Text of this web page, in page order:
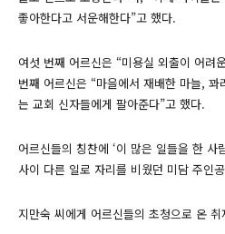
좋아한다고 서운해한다”고 했다.
여섯 번째 어르신은 “미용실 외출이 어려
번째 어르신은 “마을에서 재배한 마늘,
는 교회 신자들에게 팔아준다”고 했다.
어르신들의 칭찬에 ‘이 많은 일들을 한 사
사이 다른 일로 자리를 비웠던 미담 주인
지만숙 씨에게 어르신들의 초청으로 온